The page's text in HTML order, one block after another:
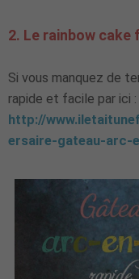
2. Le rainbow cake
Si vous manquez de
rapide et facile par ici :
http://
ersaire-gateau-arc-